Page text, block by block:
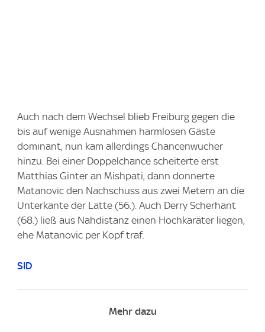
Auch nach dem Wechsel blieb Freiburg gegen die
bis auf wenige Ausnahmen harmlosen Gäste
dominant, nun kam allerdings Chancenwucher
hinzu. Bei einer Doppelchance scheiterte erst
Matthias Ginter an Mishpati, dann donnerte
Matanovic den Nachschuss aus zwei Metern an die
Unterkante der Latte (56.). Auch Derry Scherhant
(68.) ließ aus Nahdistanz einen Hochkaräter liegen,
ehe Matanovic per Kopf traf.
SID
Mehr dazu